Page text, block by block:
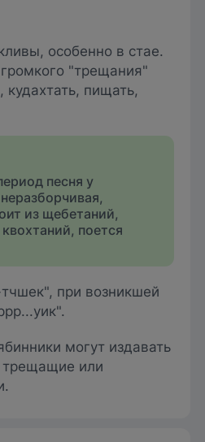
особенно в стае.
"трещания"
кудахтать, пищать,
песня у
из щебетаний,
поется
при возникшей
могут издавать
трещащие или